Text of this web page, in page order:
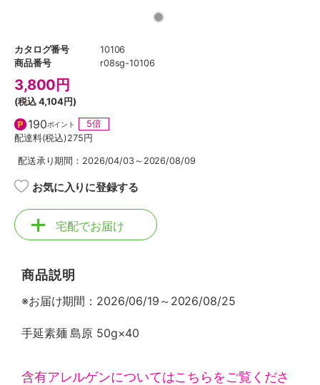
カタログ番号
10106
商品番号
r08sg-10106
3,800 円
(税込4,104円)
190ポイント
5倍
配達料(税込)275円
配送承り期間：2026/04/03～2026/08/09
お気に入りに登録する
宅配でお届け
商品説明
※お届け期間：2026/06/19～2026/08/25
手延素麺 島原 50g×40
含有アレルゲンについてはこちらをご覧くださ